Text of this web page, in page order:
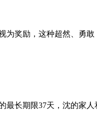
奖励，这种超然、勇
长期限37天，沈的家